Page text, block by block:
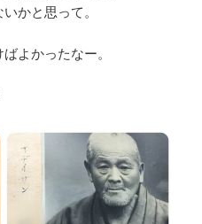
かと思って。
よかったなー。